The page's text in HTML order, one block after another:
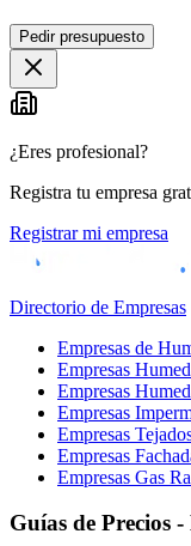
+
−
Pedir presupuesto
¿Eres profesional?
Registra tu empresa
Registrar mi empresa
Directorio de Empresas
Empresas de
Empresas
Empresas
Empresas
Empresas
Empresas
Empresas Gas
Guías de Precios